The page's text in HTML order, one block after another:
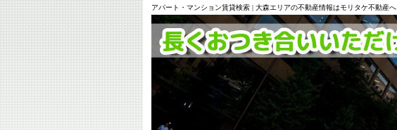
アパート・マンション賃貸検索 | 大森エリアの不動産情報はモリタケ不動産へ